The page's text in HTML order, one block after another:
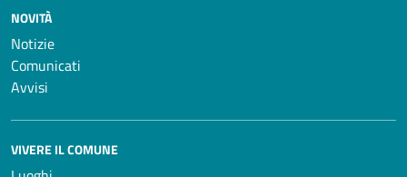
NOVITÀ
Notizie
Comunicati
Avvisi
VIVERE IL COMUNE